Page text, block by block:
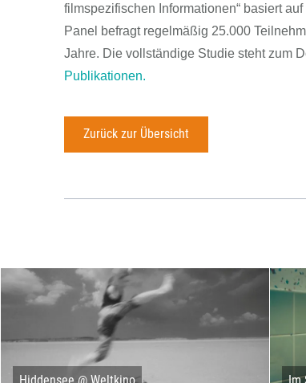
filmspezifischen Informationen“ basiert
Panel befragt regelmäßig 25.000
Jahre. Die vollständige Studie steht zum
Publikationen.
Zurück zur Übersicht